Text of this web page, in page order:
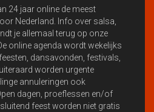
24 jaar online de meest
Nederland. Info over salsa,
je allemaal terug op onze
De online agenda wordt wekelijks
dansavonden, festivals,
worden urgente
annuleringen ook
dagen, proeflessen en/of
feest worden niet gratis